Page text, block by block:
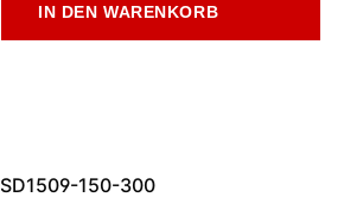
IN DEN WARENKORB
SD1509-150-300